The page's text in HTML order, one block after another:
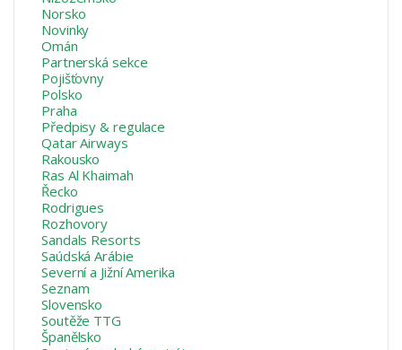
Norsko
Novinky
Omán
Partnerská sekce
Pojišťovny
Polsko
Praha
Předpisy & regulace
Qatar Airways
Rakousko
Ras Al Khaimah
Řecko
Rodrigues
Rozhovory
Sandals Resorts
Saúdská Arábie
Severní a Jižní Amerika
Seznam
Slovensko
Soutěže TTG
Španělsko